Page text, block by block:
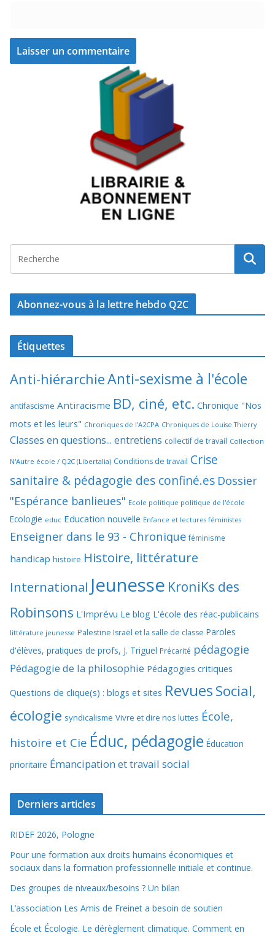
Abonnez-vous à la lettre hebdo Q2C
Étiquettes
Anti-hiérarchieAnti-sexisme à l'école
antifascisme Antiracisme BD, ciné, etc. Chronique "Nos
mots et les leurs" Chroniques de l'A2CPA Chroniques de Louise Thierry
Classes en questions... entretiens collectif de travail Collection
N'Autre école / Q2C (Libertalia) Conditions de travail Crise
sanitaire & pédagogie des confiné.es Dossier
"Espérance banlieues" Ecole politique politique de l'école
Ecologie educ Education nouvelle Enfance et lectures féministes
Enseigner dans le 93 - Chronique féminisme
handicap histoire Histoire, littérature
International Jeunesse KroniKs des
Robinsons L'Imprévu Le blog L'école des réac-publicains
littérature jeunesse Palestine Israël et la salle de classe Paroles
d'élèves, pratiques de profs, J. Triguel Précarité pédagogie
Pédagogie de la philosophie Pédagogies critiques
Questions de clique(s) : blogs et sites RevuesSocial,
écologie syndicalisme Vivre et dire nos luttes École,
histoire et Cie Éduc, pédagogie Éducation
prioritaire Émancipation et travail social
Derniers articles
RIDEF 2026, Pologne
Pour une formation aux droits humains économiques et
sociaux dans la formation professionnelle initiale et continue.
Des groupes de niveaux/besoins ? Un bilan
L’association Les Amis de Freinet a besoin de soutien
École et Écologie. Le dérèglement climatique. Comment en